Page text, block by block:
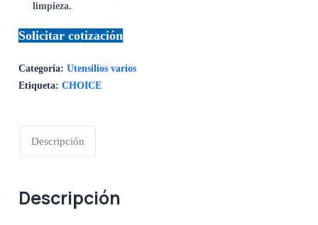
limpieza.
Solicitar cotización
Categoría:Utensilios varios
Etiqueta:CHOICE
Descripción
Descripción